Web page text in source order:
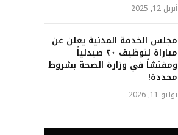
أبريل 12, 2025
مجلس الخدمة المدنية يعلن عن
مباراة لتوظيف ٢٠ صيدلياً
ومفتشاً في وزارة الصحة بشروط
محددة!
يوليو 11, 2026